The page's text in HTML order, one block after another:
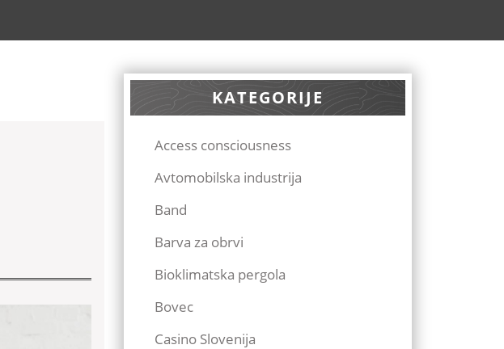
KATEGORIJE
Access consciousness
Avtomobilska industrija
Band
Barva za obrvi
Bioklimatska pergola
Bovec
Casino Slovenija